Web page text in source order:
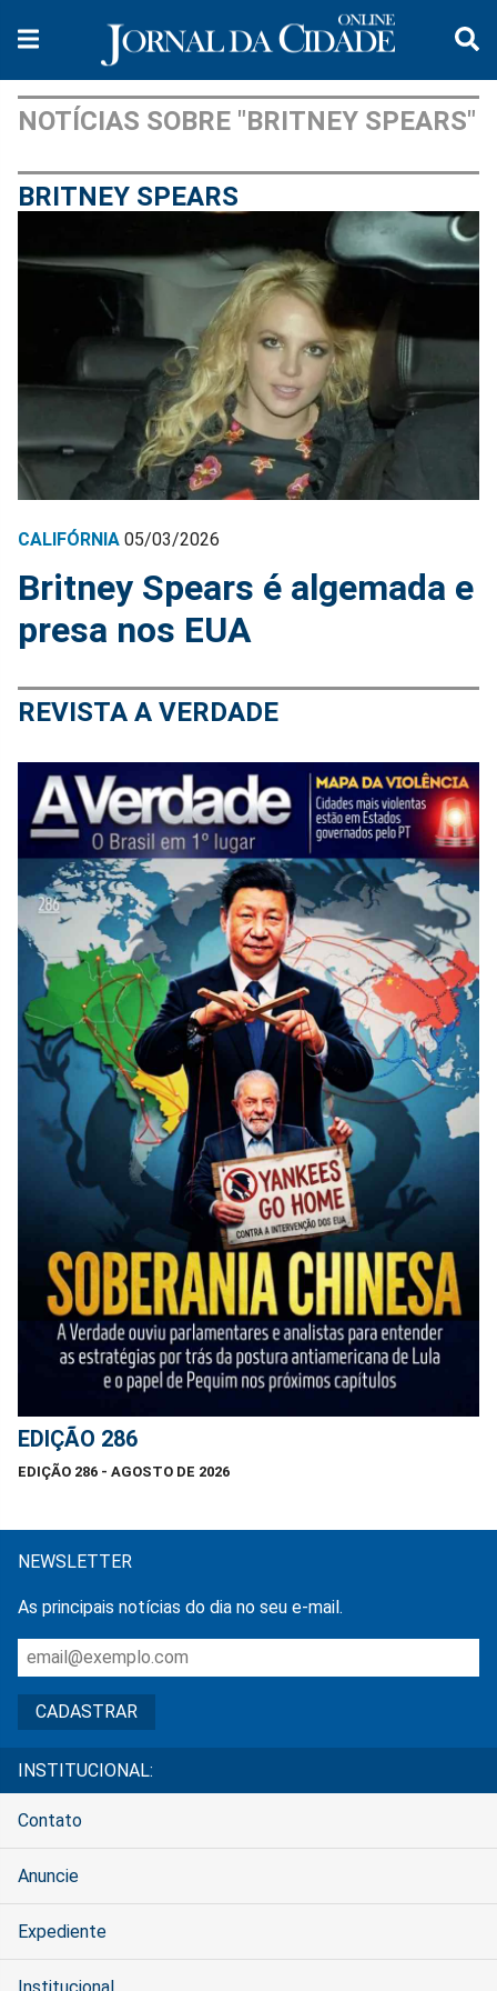
NOTÍCIAS SOBRE "BRITNEY SPEARS"
BRITNEY SPEARS
CALIFÓRNIA 05/03/2026
Britney Spears é algemada e
presa nos EUA
REVISTA A VERDADE
EDIÇÃO 286
EDIÇÃO 286 - AGOSTO DE 2026
NEWSLETTER
As principais notícias do dia no seu e-mail.
INSTITUCIONAL:
Contato
Anuncie
Expediente
Institucional